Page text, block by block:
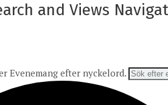
and Views
Evenemang efter nyckelord.